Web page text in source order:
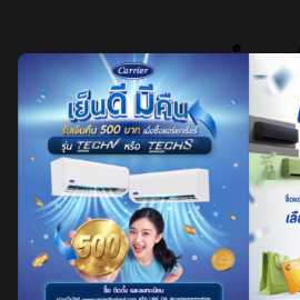
แนะนำแ
แคเรียร์
ประหยัด
ไฟเบอร์
1. XInverter
H3